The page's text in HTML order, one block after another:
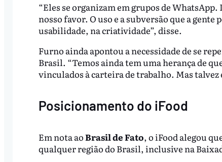
“Eles se organizam em grupos de
nosso favor. O uso e a subversão que a
usabilidade, na criatividade”, disse.
Furno ainda apontou a necessidade de se
Brasil. “Temos ainda tem uma herança de
vinculados à carteira de trabalho. Mas talvez
Posicionamento do iFood
Em nota aoBrasil de Fato, o iFood alegou
qualquer região do Brasil, inclusive na